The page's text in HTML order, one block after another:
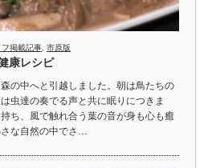
フ掲載記事 市原版
康レシピ
の中へと引越しました。朝は鳥たちの
虫達の奏でる声と共に眠りにつきま
ち、風で触れ合う葉の音が身も心も癒
な自然の中でさ…